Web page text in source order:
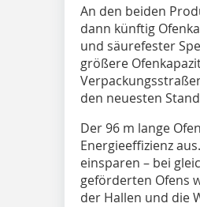
An den beiden
dann künftig
und säurefester
größere
den neuesten
Der 96 m lange
Energieeffizienz
einsparen – bei
geförderten Ofens
der Hallen und die